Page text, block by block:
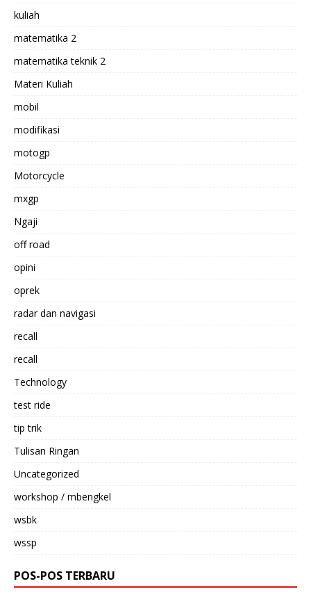
kuliah
matematika 2
matematika teknik 2
Materi Kuliah
mobil
modifikasi
motogp
Motorcycle
mxgp
Ngaji
off road
opini
oprek
radar dan navigasi
recall
recall
Technology
test ride
tip trik
Tulisan Ringan
Uncategorized
workshop / mbengkel
wsbk
wssp
POS-POS TERBARU